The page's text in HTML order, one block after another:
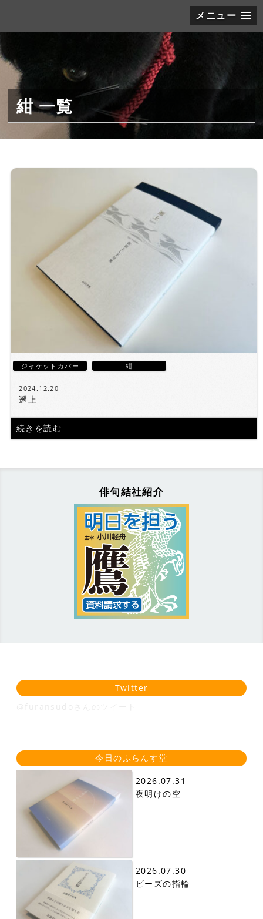
メニュー
紺 一覧
ジャケットカバー 紺
2024.12.20
遡上
続きを読む
俳句結社紹介
Twitter
今日のふらんす堂
2026.07.31
夜明けの空
2026.07.30
ビーズの指輪